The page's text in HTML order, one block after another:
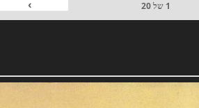
1 של20
›